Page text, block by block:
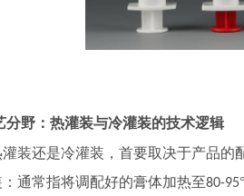
分野：热灌装与冷灌装的技术逻辑
装还是冷灌装，首要取决于产品的
通常指将调配好的膏体加热至80-95°